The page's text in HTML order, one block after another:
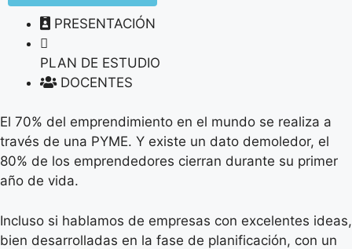
PRESENTACIÓN
PLAN DE ESTUDIO
DOCENTES
El 70% del emprendimiento en el mundo se realiza a
través de una PYME. Y existe un dato demoledor, el
80% de los emprendedores cierran durante su primer
año de vida.
Incluso si hablamos de empresas con excelentes ideas,
bien desarrolladas en la fase de planificación, con un